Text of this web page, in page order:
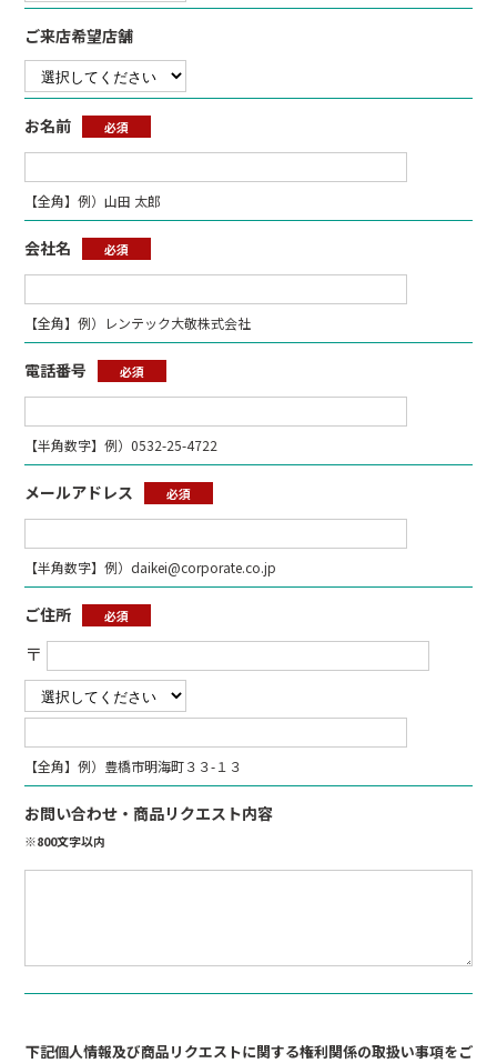
ご来店希望店舗
お名前 必須
【全角】例）山田 太郎
会社名 必須
【全角】例）レンテック大敬株式会社
電話番号 必須
【半角数字】例）0532-25-4722
メールアドレス 必須
【半角数字】例）daikei@corporate.co.jp
ご住所 必須
〒
【全角】例）豊橋市明海町３３-１３
お問い合わせ・商品リクエスト内容
※800文字以内
下記個人情報及び商品リクエストに関する権利関係の取扱い事項をご